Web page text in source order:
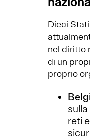
Dieci
nel diritto
di un
proprio
reti